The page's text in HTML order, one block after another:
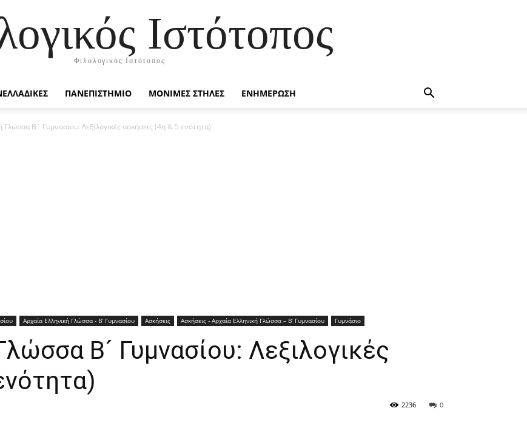
Ιστότοπος
Φιλολογικός Ιστότοπος
ΠΑΝΕΠΙΣΤΗΜΙΟ ΜΟΝΙΜΕΣ ΣΤΗΛΕΣ ΕΝΗΜΕΡΩΣΗ
Γλώσσα Β´ Γυμνασίου: Λεξιλογικές ασκήσεις (4η & 5 ενότητα)
Αρχαία Ελληνική Γλώσσα - Β’ Γυμνασίου Ασκήσεις Ασκήσεις - Αρχαία Ελληνική Γλώσσα – Β’ Γυμνασίου Γυμνάσιο
Β´ Γυμνασίου: Λεξιλογικές
0
2236